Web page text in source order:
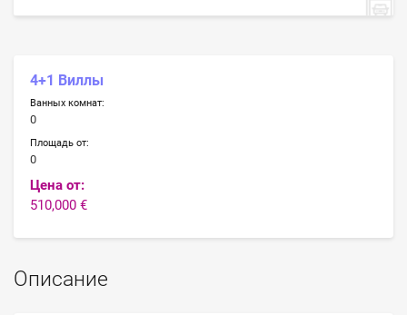
4+1 Виллы
Ванных комнат:
0
Площадь от:
0
Цена от:
510,000 €
Описание